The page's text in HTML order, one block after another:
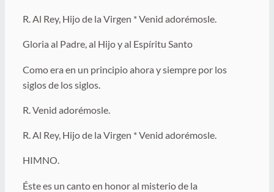
R. Al Rey, Hijo de la Virgen * Venid adorémosle.
Gloria al Padre, al Hijo y al Espíritu Santo
Como era en un principio ahora y siempre por los
siglos de los siglos.
R. Venid adorémosle.
R. Al Rey, Hijo de la Virgen * Venid adorémosle.
HIMNO.
Éste es un canto en honor al misterio de la